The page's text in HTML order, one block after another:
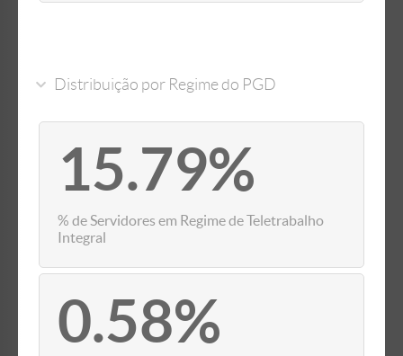
Distribuição por Regime do PGD
15.79%
% de Servidores em Regime de Teletrabalho
Integral
0.58%